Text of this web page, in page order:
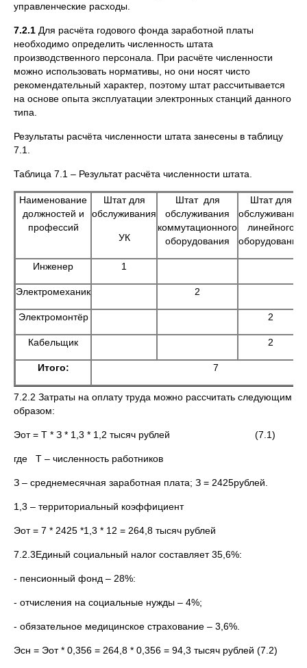
управленческие расходы.
7.2.1 Для расчёта годового фонда заработной платы
необходимо определить численность штата
производственного персонала. При расчёте численности
можно использовать нормативы, но они носят чисто
рекомендательный характер, поэтому штат рассчитывается
на основе опыта эксплуатации электронных станций данного
типа.
Результаты расчёта численности штата занесены в таблицу
7.1.
Таблица 7.1 – Результат расчёта численности штата.
Наименование
должностей и
профессий
Штат для
обслуживания
УК
Штат для
обслуживания
коммутационного
оборудования
Штат для
обслуживания
линейного
оборудования
Инженер 1
Электромеханик 2
Электромонтёр 2
Кабельщик 2
Итого: 7
7.2.2 Затраты на оплату труда можно рассчитать следующим
образом:
Эот = Т * З * 1,3 * 1,2 тысяч рублей (7.1)
где Т – численность работников
З – среднемесячная заработная плата; З = 2425рублей.
1,3 – территориальный коэффициент
Эот = 7 * 2425 *1,3 * 12 = 264,8 тысяч рублей
7.2.3Единый социальный налог составляет 35,6%:
- пенсионный фонд – 28%:
- отчисления на социальные нужды – 4%;
- обязательное медицинское страхование – 3,6%.
Эсн = Эот * 0,356 = 264,8 * 0,356 = 94,3 тысяч рублей (7.2)